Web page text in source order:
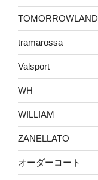
TOMORROWLAND
tramarossa
Valsport
WH
WILLIAM
ZANELLATO
オーダーコート